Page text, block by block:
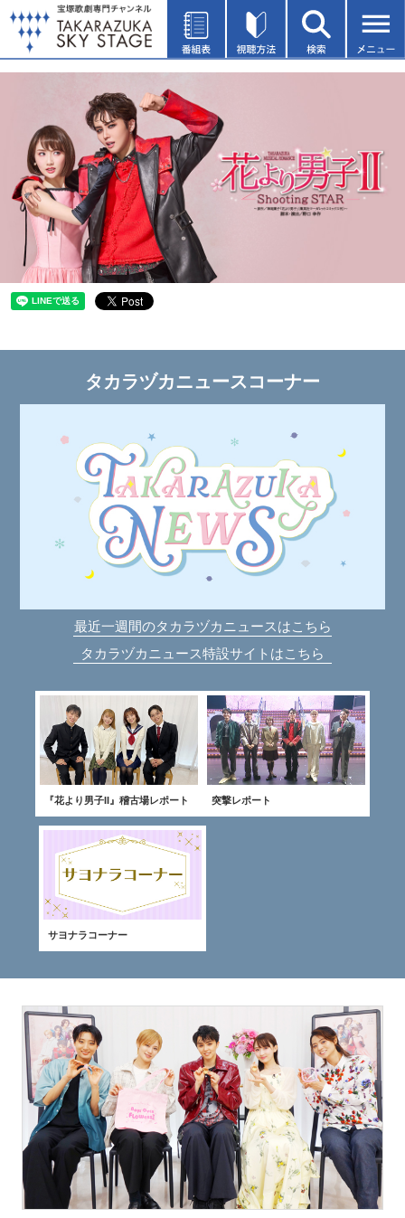
タカラヅカニュースコーナー
最近一週間のタカラヅカニュースはこちら
タカラヅカニュース特設サイトはこちら
『花より男子II』稽古場レポート 突撃レポート
サヨナラコーナー